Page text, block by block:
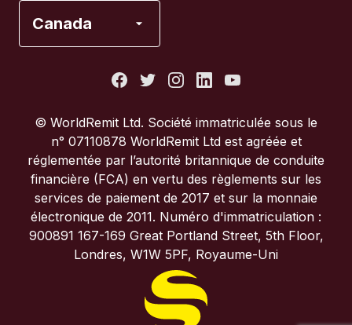
Canada
Italie
Portugal
Royaume-Uni
© WorldRemit Ltd. Société immatriculée sous le
n° 07110878 WorldRemit Ltd est agréée et
réglementée par l’autorité britannique de conduite
financière (FCA) en vertu des règlements sur les
services de paiement de 2017 et sur la monnaie
électronique de 2011. Numéro d'immatriculation :
900891 167-169 Great Portland Street, 5th Floor,
Londres, W1W 5PF, Royaume-Uni